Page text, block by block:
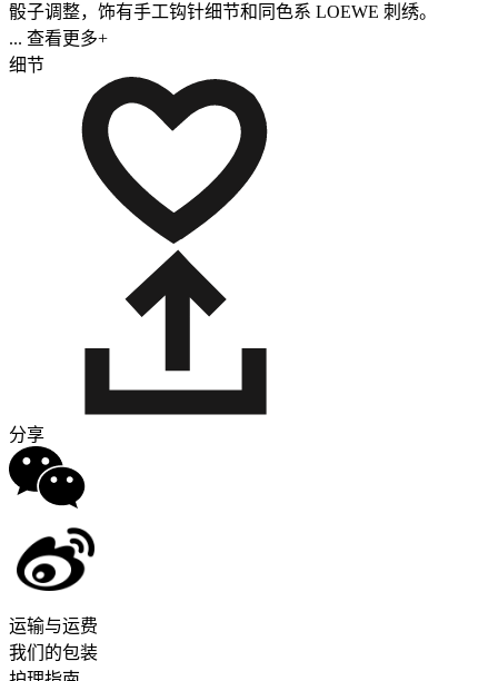
骰子调整，饰有手工钩针细节和同色系 LOEWE 刺绣。
... 查看更多+
细节
分享
运输与运费
我们的包装